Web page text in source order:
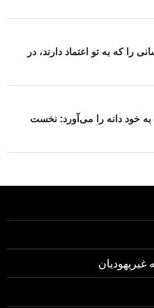
را که به تو اعتماد دارند، در
خود دانه را می‌آورد: نخست